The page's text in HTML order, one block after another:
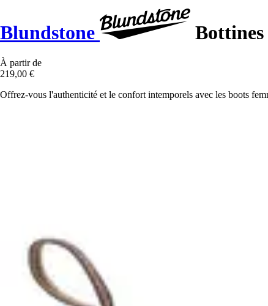
Blundstone
À partir de
219,00 €
Offrez-vous l'authenticité et le confort intemporels avec les boots